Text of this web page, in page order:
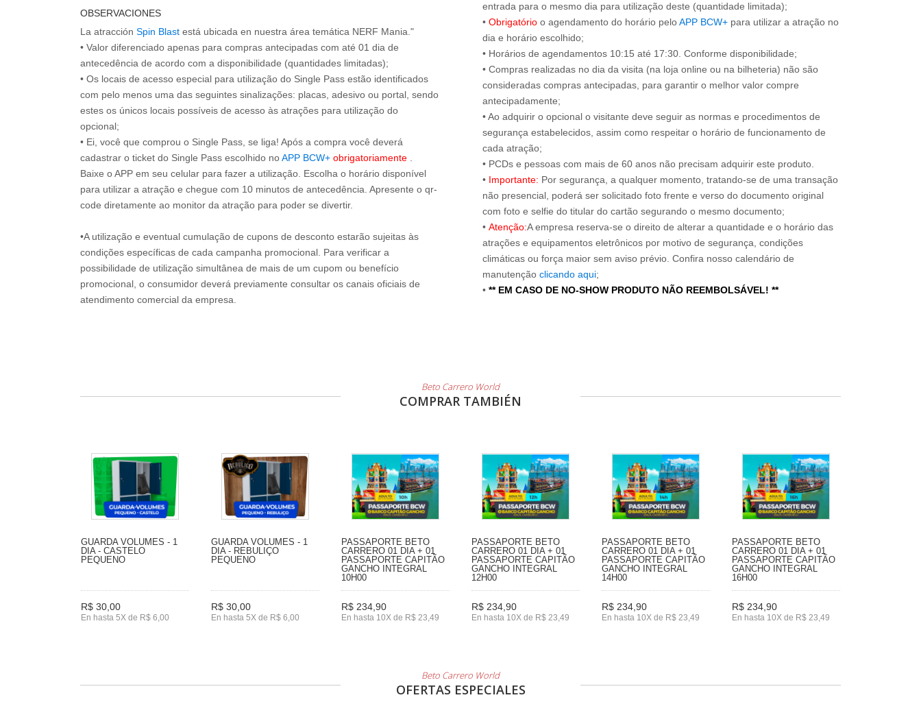
OBSERVACIONES
La atracción Spin Blast está ubicada en nuestra área temática NERF Mania."
• Valor diferenciado apenas para compras antecipadas com até 01 dia de
antecedência de acordo com a disponibilidade (quantidades limitadas);
• Os locais de acesso especial para utilização do Single Pass estão identificados
com pelo menos uma das seguintes sinalizações: placas, adesivo ou portal, sendo
estes os únicos locais possíveis de acesso às atrações para utilização do
opcional;
• Ei, você que comprou o Single Pass, se liga! Após a compra você deverá
cadastrar o ticket do Single Pass escolhido noAPP BCW+ obrigatoriamente
Baixe o APP em seu celular para fazer a utilização. Escolha o horário disponível
para utilizar a atração e chegue com 10 minutos de antecedência. Apresente o qr-
code diretamente ao monitor da atração para poder se divertir.
•A utilização e eventual cumulação de cupons de desconto estarão sujeitas às
condições específicas de cada campanha promocional. Para verificar a
possibilidade de utilização simultânea de mais de um cupom ou benefício
promocional, o consumidor deverá previamente consultar os canais oficiais de
atendimento comercial da empresa.
entrada para o mesmo dia para utilização deste (quantidade limitada);
• Obrigatório o agendamento do horário peloAPP BCW+ para utilizar a atração no
dia e horário escolhido;
• Horários de agendamentos 10:15 até 17:30. Conforme disponibilidade;
• Compras realizadas no dia da visita (na loja online ou na bilheteria) não são
consideradas compras antecipadas, para garantir o melhor valor compre
antecipadamente;
• Ao adquirir o opcional o visitante deve seguir as normas e procedimentos de
segurança estabelecidos, assim como respeitar o horário de funcionamento de
cada atração;
• PCDs e pessoas com mais de 60 anos não precisam adquirir este produto.
• Importante: Por segurança, a qualquer momento, tratando-se de uma transação
não presencial, poderá ser solicitado foto frente e verso do documento original
com foto e selfie do titular do cartão segurando o mesmo documento;
• Atenção:A empresa reserva-se o direito de alterar a quantidade e o horário das
atrações e equipamentos eletrônicos por motivo de segurança, condições
climáticas ou força maior sem aviso prévio. Confira nosso calendário de
manutenção clicando aqui;
• ** EM CASO DE NO-SHOW PRODUTO NÃO REEMBOLSÁVEL! **
Beto Carrero World
COMPRAR TAMBIÉN
GUARDA VOLUMES - 1
DIA - CASTELO
PEQUENO
R$ 30,00
En hasta 5X de R$ 6,00
GUARDA VOLUMES - 1
DIA - REBULIÇO
PEQUENO
R$ 30,00
En hasta 5X de R$ 6,00
PASSAPORTE BETO
CARRERO 01 DIA + 01
PASSAPORTE CAPITÃO
GANCHO INTEGRAL
10H00
R$ 234,90
En hasta 10X de R$ 23,49
PASSAPORTE BETO
CARRERO 01 DIA + 01
PASSAPORTE CAPITÃO
GANCHO INTEGRAL
12H00
R$ 234,90
En hasta 10X de R$ 23,49
PASSAPORTE BETO
CARRERO 01 DIA + 01
PASSAPORTE CAPITÃO
GANCHO INTEGRAL
14H00
R$ 234,90
En hasta 10X de R$ 23,49
PASSAPORTE BETO
CARRERO 01 DIA + 01
PASSAPORTE CAPITÃO
GANCHO INTEGRAL
16H00
R$ 234,90
En hasta 10X de R$ 23,49
Beto Carrero World
OFERTAS ESPECIALES